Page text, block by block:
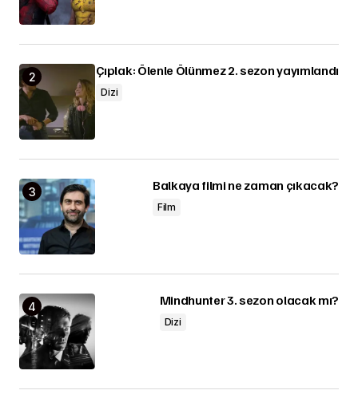
Çıplak: Ölenle Ölünmez 2. sezon yayımlandı
Dizi
Balkaya filmi ne zaman çıkacak?
Film
Mindhunter 3. sezon olacak mı?
Dizi